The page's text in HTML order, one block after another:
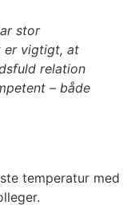
stor
er vigtigt, at
relation
– både
temperatur med